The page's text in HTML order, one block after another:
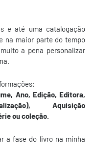
e até uma catalogação
na maior parte do tempo
a pena personalizar
Ano, Edição, Editora,
Aquisição
ou coleção.
a fase do livro na minha